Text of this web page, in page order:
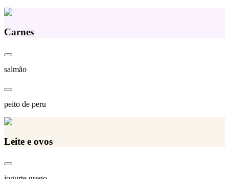
Carnes
salmão
peito de peru
Leite e ovos